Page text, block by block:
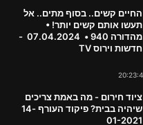
החיים קשים.. בסוף מתים.. אל
תעשו אותם קשים יותר! •
מהדורה 940 • 07.04.2024 -
חדשות וירוס TV
ציוד חירום - מה באמת צריכים
שיהיה בבית? פיקוד העורף 14-
01-2021